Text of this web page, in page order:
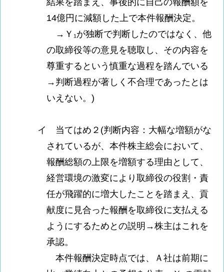
結果を踏まえ、事後的に自己の報酬額を
14億円に減額した上で本件報酬決定。
→Ｙ₁が独断で判断したのではなく、他
の取締役等の意見を聴取し、その内容を
尊重するという慎重な過程を踏んでいる
→判断過程が著しく不合理であったとは
いえない。)
イ 当てはめ２(判断内容：大幅な増額がな
されているが、本件株主総会において、
報酬総額の上限を増額する理由として、
経営環境の激変により取締役の役割・責
任が飛躍的に増大したことを踏まえ、貢
献度に見合った報酬を取締役に支払える
ようにするためとの説明→株主はこれを
承認。
本件報酬決定時点では、Ａ社は前期に